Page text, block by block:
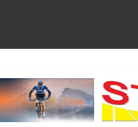
e Gallis. Signorelli 5^ la migliore tra gli italiani
agonistica di una leggendaria storia
azzurro a Monteceneri